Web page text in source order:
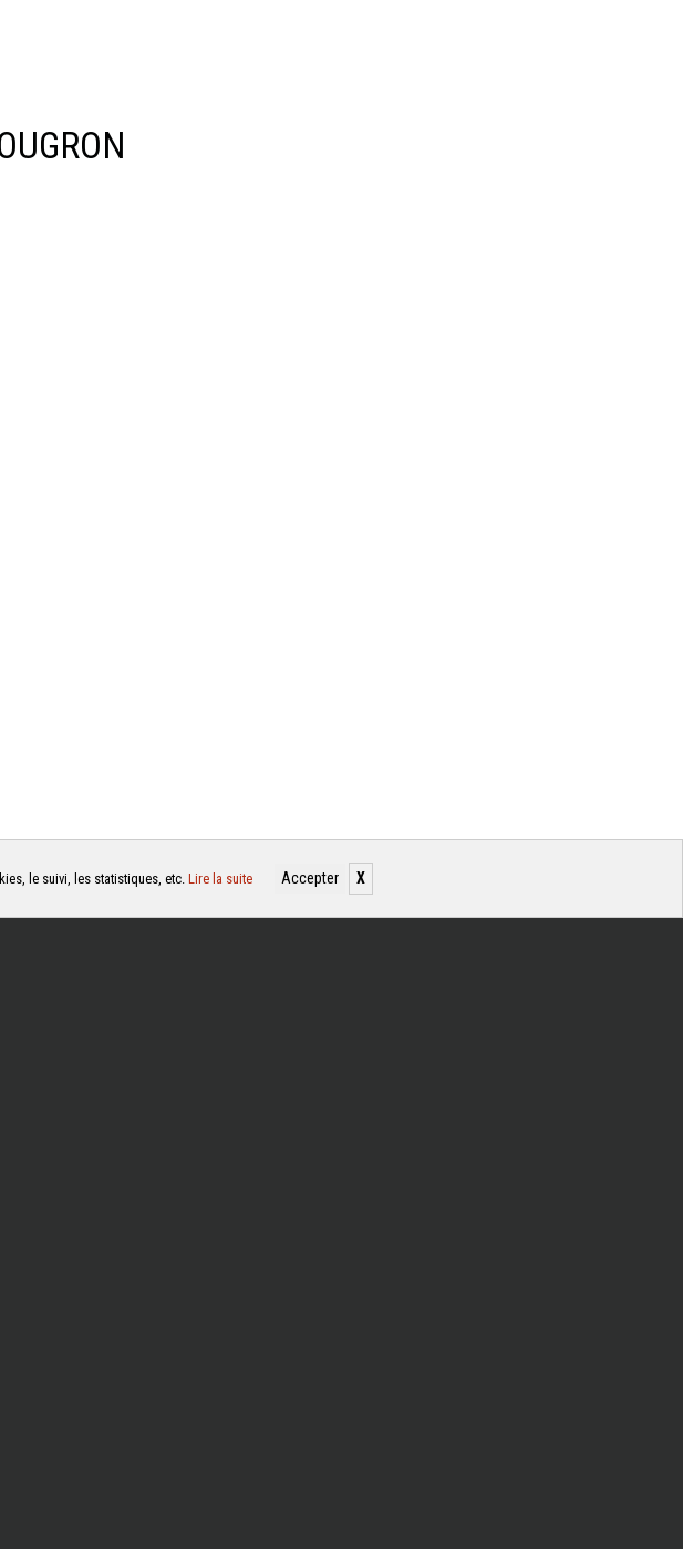
le suivi, les statistiques, etc. Lire la suite Accepter X